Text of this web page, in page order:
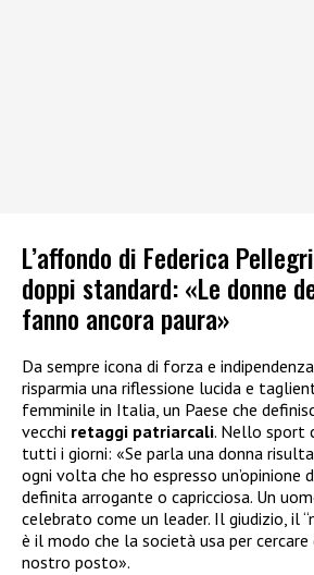
L’affondo di Federica
doppi standard: «Le donne
fanno ancora paura»
Da sempre icona di forza e
risparmia una riflessione lucida e
femminile in Italia, un Paese che
vecchi retaggi patriarcali. Nello sport
tutti i giorni: «Se parla una donna
ogni volta che ho espresso un’opinione
definita arrogante o capricciosa. Un
celebrato come un leader. Il giudizio, il
è il modo che la società usa per
nostro posto».